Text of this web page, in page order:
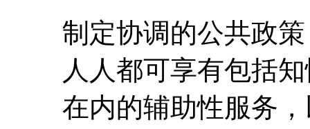
制定协调的公共政
人人都可享有包括
在内的辅助性服务